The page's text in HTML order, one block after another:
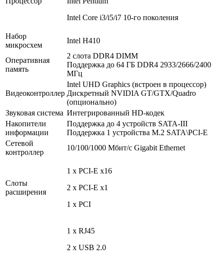
Intel Core i3/i5/i7 10-го поколения
Набор
микросхем
Intel H410
Оперативная
память
2 слота DDR4 DIMM
Поддержка до 64 ГБ DDR4 2933/2666/2400
МГц
Видеоконтроллер
Intel UHD Graphics (встроен в процессор)
Дискретный NVIDIA GT/GTX/Quadro
(опционально)
Звуковая система Интегрированный HD-кодек
Накопители
информации
Поддержка до 4 устройств SATA-III
Поддержка 1 устройства M.2 SATA\PCI-E
Сетевой
контроллер
10/100/1000 Мбит/с Gigabit Ethernet
Слоты
расширения
1 x PCI-E x16
2 x PCI-E x1
1 x PCI
1 x RJ45
2 x USB 2.0